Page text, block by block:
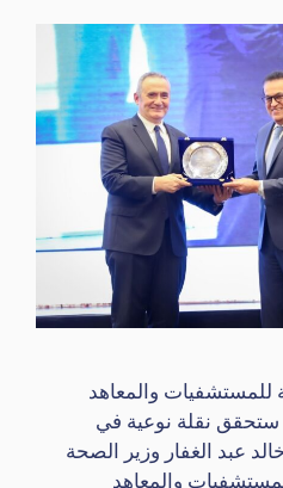
للمستشفيات والمعاهد
ستحقق نقلة نوعية في
عبد الغفار وزير الصحة
والمعاهد